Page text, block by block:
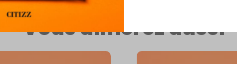
Vous aimerez aussi